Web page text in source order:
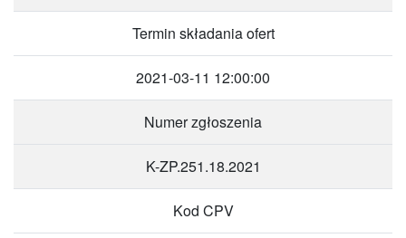
Termin składania ofert
2021-03-11 12:00:00
Numer zgłoszenia
K-ZP.251.18.2021
Kod CPV